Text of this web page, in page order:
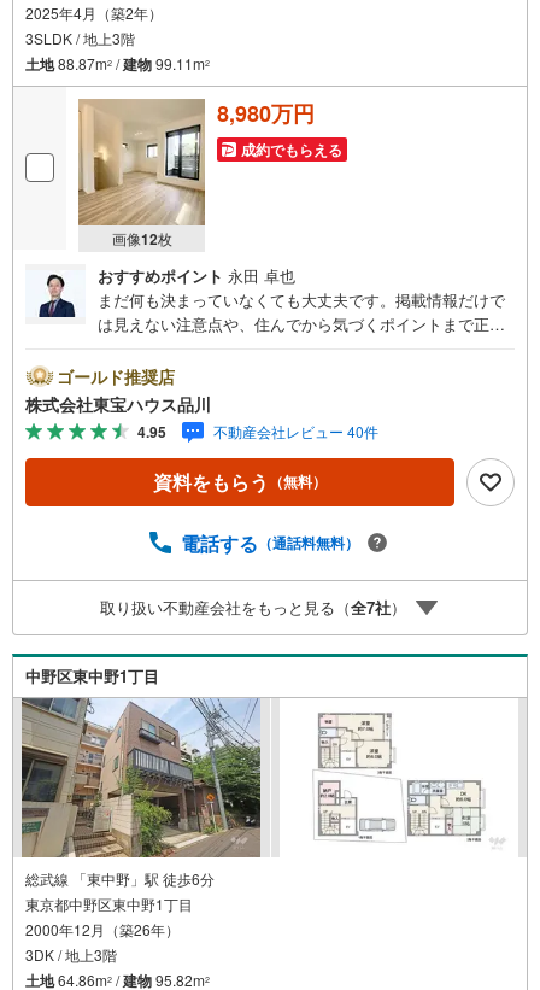
2025年4月（築2年）
3SLDK / 地上3階
土地88.87m2 /建物99.11m2
画像12枚
8,980万円
成約でもらえる
おすすめポイント 永田 卓也
まだ何も決まっていなくても大丈夫です。掲載情報だけで
は見えない注意点や、住んでから気づくポイントまで正直
とも包み隠さずお伝えし、「納得して選ぶ」ためのサポー
トを大切にしています。現地でしか分からないリアルな情
報も含めて、一緒に後悔しない住まい探しを進めていきま
しょう。まずはお気軽にご相談ください。【Yahoo！ 不動
産キャンペーン対象店舗】当店で物件を成約するとPayPay
ボーナスライトがもらえる「Yahoo！ 不動産 物件ご成約キ
予約をする」ボタンからお問い合わせください。※必ずYah
スライトは出金と譲渡はできません。ご案内・詳細な資料
のご請求はお気軽にどうぞ♪お電話でのお問い合わせも常
時受け付けております！お気軽にお問い合わせください。
ゴールド推奨店
株式会社東宝ハウス品川
4.95 不動産会社レビュー 40件
資料をもらう （無料）
電話する （通話料無料）
取り扱い不動産会社をもっと見る（全7社）
中野区東中野1丁目
総武線 「東中野」駅 徒歩6分
東京都中野区東中野1丁目
2000年12月（築26年）
3DK / 地上3階
土地64.86m2 /建物95.82m2